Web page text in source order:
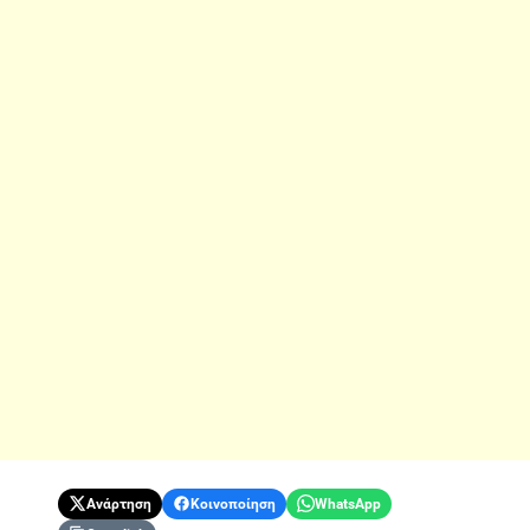
Ανάρτηση Κοινοποίηση
WhatsApp